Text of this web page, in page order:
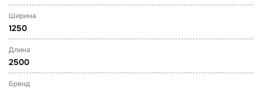
Ширина
1250
Длина
2500
Бренд